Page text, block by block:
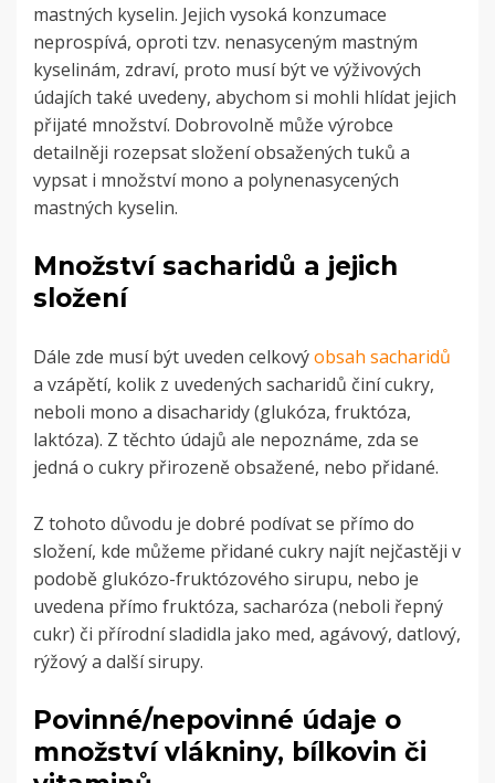
mastných kyselin. Jejich vysoká konzumace
neprospívá, oproti tzv. nenasyceným mastným
kyselinám, zdraví, proto musí být ve výživových
údajích také uvedeny, abychom si mohli hlídat jejich
přijaté množství. Dobrovolně může výrobce
detailněji rozepsat složení obsažených tuků a
vypsat i množství mono a polynenasycených
mastných kyselin.
Množství sacharidů a jejich
složení
Dále zde musí být uveden celkovýobsah sacharidů
a vzápětí, kolik z uvedených sacharidů činí cukry,
neboli mono a disacharidy (glukóza, fruktóza,
laktóza). Z těchto údajů ale nepoznáme, zda se
jedná o cukry přirozeně obsažené, nebo přidané.
Z tohoto důvodu je dobré podívat se přímo do
složení, kde můžeme přidané cukry najít nejčastěji v
podobě glukózo-fruktózového sirupu, nebo je
uvedena přímo fruktóza, sacharóza (neboli řepný
cukr) či přírodní sladidla jako med, agávový, datlový,
rýžový a další sirupy.
Povinné/nepovinné údaje o
množství vlákniny, bílkovin či